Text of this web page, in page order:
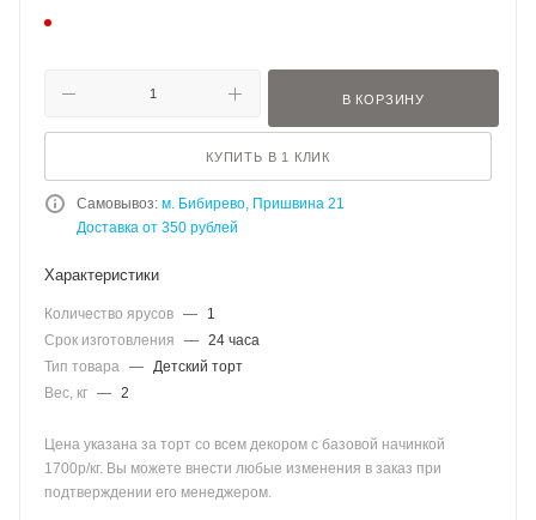
В КОРЗИНУ
КУПИТЬ В 1 КЛИК
Самовывоз: м. Бибирево, Пришвина 21
Доставка от 350 рублей
Характеристики
Количество ярусов —
1
Срок изготовления
— 24 часа
Тип товара — Детский торт
Вес, кг — 2
Цена указана за торт со всем декором с базовой начинкой
1700р/кг. Вы можете внести любые изменения в заказ при
подтверждении его менеджером.